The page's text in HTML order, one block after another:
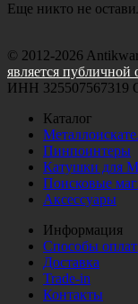
Еще никто не
© 2012-2026
является публичной
ИНН 325507567319
Каталог
Пинпоинтеры
Катушки для
Поисковые
Аксессуары
Информация
Способы
Доставка
Trade-in
Контакты